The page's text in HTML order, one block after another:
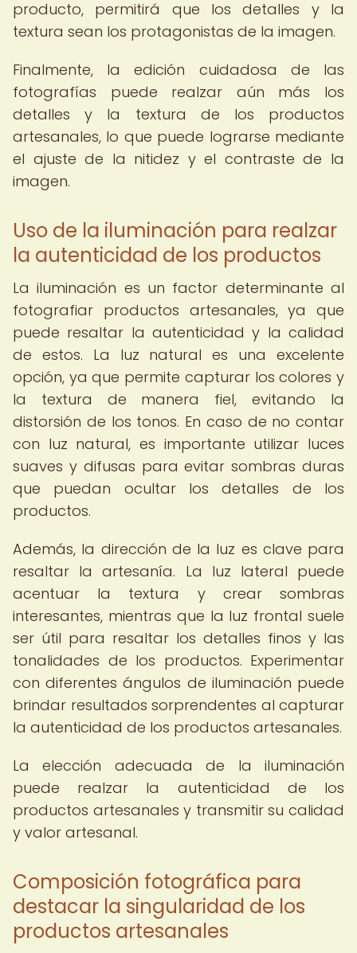
producto, permitirá que los detalles y la
textura sean los protagonistas de la imagen.
Finalmente, la edición cuidadosa de las
fotografías puede realzar aún más los
detalles y la textura de los productos
artesanales, lo que puede lograrse mediante
el ajuste de la nitidez y el contraste de la
imagen.
Uso de la iluminación para realzar
la autenticidad de los productos
La iluminación es un factor determinante al
fotografiar productos artesanales, ya que
puede resaltar la autenticidad y la calidad
de estos. La luz natural es una excelente
opción, ya que permite capturar los colores y
la textura de manera fiel, evitando la
distorsión de los tonos. En caso de no contar
con luz natural, es importante utilizar luces
suaves y difusas para evitar sombras duras
que puedan ocultar los detalles de los
productos.
Además, la dirección de la luz es clave para
resaltar la artesanía. La luz lateral puede
acentuar la textura y crear sombras
interesantes, mientras que la luz frontal suele
ser útil para resaltar los detalles finos y las
tonalidades de los productos. Experimentar
con diferentes ángulos de iluminación puede
brindar resultados sorprendentes al capturar
la autenticidad de los productos artesanales.
La elección adecuada de la iluminación
puede realzar la autenticidad de los
productos artesanales y transmitir su calidad
y valor artesanal.
Composición fotográfica para
destacar la singularidad de los
productos artesanales